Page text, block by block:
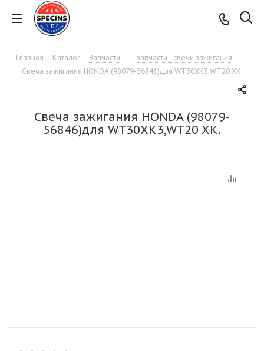
Главная - Каталог - Запчасти - запчасти - свечи зажигания
-
Свеча зажигания HONDA (98079-56846)для WT30XK3,WT20 XK.
Свеча зажигания HONDA (98079-
56846)для WT30XK3,WT20 XK.